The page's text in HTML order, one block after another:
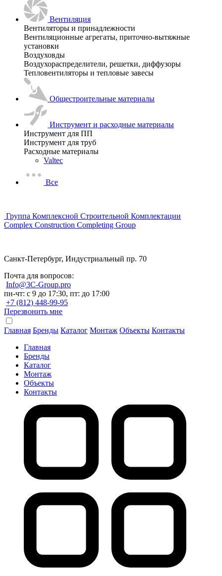
Вентиляция
Вентиляторы и принадлежности
Вентиляционные агрегаты, приточно-вытяжные
установки
Воздуховды
Воздухораспределители, решетки, диффузоры
Тепловентиляторы и тепловые завесы
Общестроительные материалы
Инструмент и расходные материалы
Инструмент для ПП
Инструмент для труб
Расходные материалы
Valtec
Все
Группа Комплексной Строительной Комплектации
Complex Construction Completing Group
Санкт-Петербург, Индустриальный пр. 70
Почта для вопросов:
Info@3C-Group.pro
пн-чт: с 9 до 17:30, пт: до 17:00
+7 (812) 448-99-95
Перезвонить мне
Главная Бренды Каталог Монтаж Объекты Контакты
Главная
Бренды
Каталог
Монтаж
Объекты
Контакты